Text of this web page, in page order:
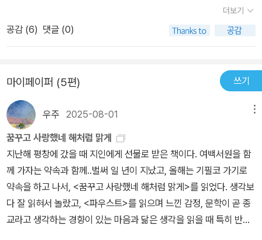
지 결정해야 했고, 중심이 되는 판본을 정한 후에도 그간의 괴테 연구
성과들을 반영한 최근 판본까지 두루 참조해서 대역본의 최종 원문을
르크 판(1948)을, 프랑크푸르트 판에 준하여 고쳤고, 그럼에 있어서
괴테 자신의 최종 원고(1932)를 참조하였다. 무엇보다 함부르크 판
에 이르기까지 독자의 이해를 돕기 위하여 편집인들이 추가한 많은
부호들?괴테 자신은 부호에 엄격했다?그리고 당대의 문법에 따라 교
정된 단어들이 원본에 가깝게 되돌려졌다.) 그사이 원문의 여러 주요
판본이 나왔다고 해서 『파우스트』의 텍스트가 근본적으로 바뀐 것은
아니지만, 괴테의 많은 고심과 수정 과정이 배어 있는 육필을 바탕으
로 한, 새로운 판본들을 두루 참조한 새 번역이 이제쯤은 나와도 좋겠
다는 생각을 했다. 이 또한 이 작품을 새로이 번역하게 하는 하나의 동
인이 되었다. 그렇게 해서 옮긴이 해제의 제목처럼, “운문처럼, 첫 번
레니즘이 통합된 유럽 문화의 정수에 관한 기나긴 고민이다. 물론 그
중심에 놓인 “인간은 지향志向이 있는 한 방황한다.”(Es irrt der M
한다.’라고 번역되어 널리 기억되고 있으나 전영애는 다른 문장으로
재해석했다. 지향 없이 사는 현대인에게, 아니 오로지 물질만능주의
에 매몰된 우리에게 ‘지향志向’ 그 자체를 고민하는 일이 우선이겠으
나 그곳이 어디든, 그것이 무엇이든 ‘방황’과 고민은 지극히 자연스러
운 삶의 과정이자 방법이라는 사실부터 인정하면 파우스트가 악마에
게 영혼을 팔아서라도 궁구하고 싶었던 그 무엇을 찬찬히 다시 살필
수 있다. 아니, 각자 자기 삶의 지향점을 점검할 수도 있다. 이 책을 읽
기 전에 여러 출판사의 판본을 비교했다. 이미 전자책으로 가지고 있
는 김인순 번역본(열린책들)은 물론 세계문학 시리즈를 출간하는 대
표적인 출판사의 정서웅(민음사), 이인웅(문학동네) 그리고 가장 최
름답게 느껴졌던 이유는, 리듬과 운율 때문이었다. 번역된 시에서는
그것을 느낄 수 없다는 것이 내내 아쉬움으로 남아있었던 터였다. 그
래서 평생 괴테 연구에 몰두한, 스스로를 괴테 할머니라 부르는 전영
이 책을 주문했다. 괴테가 60년을 두고 써낸, 12,111행의 운문이라는
두 가지의 사실만으로도 내겐 특별한 의미로 다가온 책이다. 거기다
그리스 로마 신화로부터 중세를 거쳐 근대에 이르기까지 3000여 년
의 유럽 남북방을 다 아우르는 작품이다. 『파우스트』에서는 인간의
욕망이, 인간의 생애가. 인간이 그려진다. 『파우스트』는 괴테의 순수
창작은 아니다. ‘파우스트’는 괴테가 어린 시절에 인형극으로도 보고
또 커서는 영국의 말로가 작품화해서 영국 유랑극단이 독일을 돌아다
니며 공연도 했던 작품이다. ‘파우스트’라는 욕심 많은 인간이 있었는
데 악마와 계약하여 영혼을 팔아서 24년 동안 온갖 복락을 누렸지만
더보기
공감 (6) 댓글 (0)
마이페이퍼 (5편) 쓰기
우주 2025-08-01
꿈꾸고 사랑했네 해처럼 맑게
지난해 평창에 갔을 때 지인에게 선물로 받은 책이다. 여백서원을 함
께 가자는 약속과 함께..벌써 일 년이 지났고, 올해는 기필코 가기로
약속을 하고 나서, <꿈꾸고 사랑했네 해처럼 맑게>를 읽었다. 생각보
다 잘 읽혀서 놀랐고, <파우스트>를 읽으며 느낀 감정, 문학이 곧 종
교라고 생각하는 경향이 있는 마음과 닮은 생각을 읽을 때 특히 반가